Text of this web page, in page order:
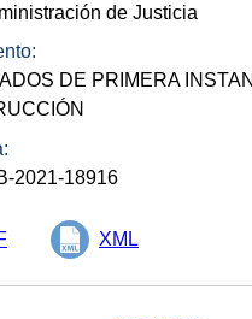
de Justicia
DE PRIMERA
2021-18916
XML